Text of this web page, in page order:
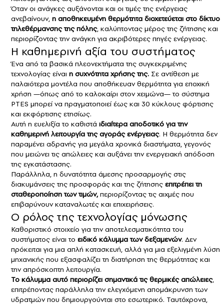
Όταν οι ανάγκες αυξάνονται και οι τιμές της ενέργειας
ανεβαίνουν, η αποθηκευμένη θερμότητα διοχετεύεται στο δίκτυο
τηλεθέρμανσης της πόλης, καλύπτοντας μέρος της ζήτησης και
περιορίζοντας την ανάγκη για ακριβότερες πηγές ενέργειας.
Η καθημερινή αξία του συστήματος
Ένα από τα βασικά πλεονεκτήματα της συγκεκριμένης
τεχνολογίας είναι η συχνότητα χρήσης της. Σε αντίθεση με
παλαιότερα μοντέλα που αποθήκευαν θερμότητα για εποχική
χρήση —όπως από το καλοκαίρι στον χειμώνα— το σύστημα
PTES μπορεί να πραγματοποιεί έως και 30 κύκλους φόρτισης
και εκφόρτισης ετησίως.
Αυτή η ευελιξία το καθιστά ιδιαίτερα αποδοτικό για την
καθημερινή λειτουργία της αγοράς ενέργειας. Η θερμότητα δεν
παραμένει αδρανής για μεγάλα χρονικά διαστήματα, γεγονός
που μειώνει τις απώλειες και αυξάνει την ενεργειακή απόδοση
της εγκατάστασης.
Παράλληλα, η δυνατότητα άμεσης προσαρμογής στις
διακυμάνσεις της προσφοράς και της ζήτησης επιτρέπει τη
σταθεροποίηση των τιμών,περιορίζοντας τις αιχμές που
επιβαρύνουν καταναλωτές και επιχειρήσεις.
Ο ρόλος της τεχνολογίας μόνωσης
Καθοριστικό στοιχείο για την αποτελεσματικότητα του
συστήματος είναι το ειδικό κάλυμμα των δεξαμενών. Δεν
πρόκειται για μια απλή κατασκευή, αλλά για μια εξελιγμένη λύση
μηχανικής που εξασφαλίζει τη διατήρηση της θερμότητας και
την απρόσκοπτη λειτουργία.
Το κάλυμμα αυτό περιορίζει σημαντικά τις θερμικές απώλειες,
επιτρέποντας παράλληλα την ελεγχόμενη απομάκρυνση των
υδρατμών που δημιουργούνται στο εσωτερικό. Ταυτόχρονα,